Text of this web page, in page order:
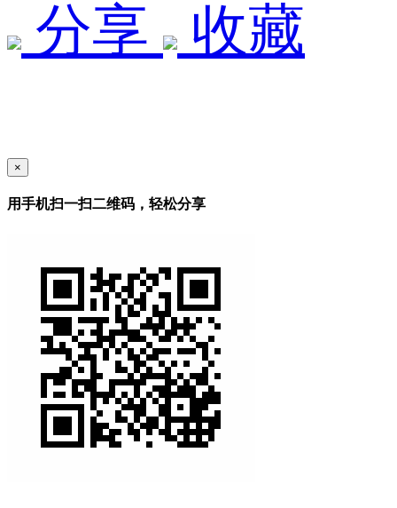
分享 收藏
×
用手机扫一扫二维码，轻松分享